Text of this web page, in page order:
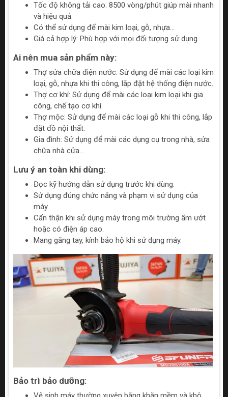
Tốc độ không tải cao: 8500 vòng/phút giúp mài nhanh
và hiệu quả.
Có thể sử dụng để mài kim loại, gỗ, nhựa...
Giá cả hợp lý: Phù hợp với mọi đối tượng sử dụng.
Ai nên mua sản phẩm này:
Thợ sửa chữa điện nước: Sử dụng để mài các loại kim
loại, gỗ, nhựa khi thi công, lắp đặt hệ thống điện nước.
Thợ cơ khí: Sử dụng để mài các loại kim loại khi gia
công, chế tạo cơ khí.
Thợ mộc: Sử dụng để mài các loại gỗ khi thi công, lắp
đặt đồ nội thất.
Gia đình: Sử dụng để mài các dụng cụ trong nhà, sửa
chữa nhà cửa...
Lưu ý an toàn khi dùng:
Đọc kỹ hướng dẫn sử dụng trước khi dùng.
Sử dụng đúng chức năng và phạm vi sử dụng của
máy.
Cẩn thận khi sử dụng máy trong môi trường ẩm ướt
hoặc có điện áp cao.
Mang găng tay, kính bảo hộ khi sử dụng máy.
Bảo trì bảo dưỡng: